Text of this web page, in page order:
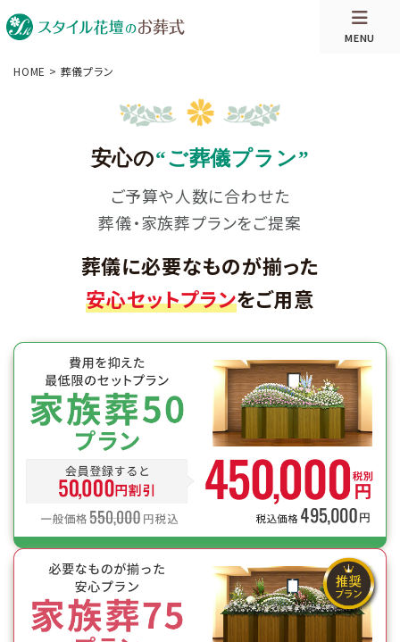
MENU
HOME > 葬儀プラン
安心の“ご葬儀プラン”
ご予算や人数に合わせた
葬儀・家族葬プランをご提案
葬儀に必要なものが揃った
安心セットプランをご用意